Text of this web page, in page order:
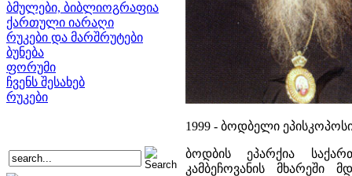
ბმულები, ბიბლიოგრაფია
ქართული იარაღი
რუკები და მარშრუტები
ბუნება
ფორუმი
ჩვენს შესახებ
რუკები
1999 - ბოდბელი
ბოდბის ეპარქია
კამბეჩოვანის მხარეში